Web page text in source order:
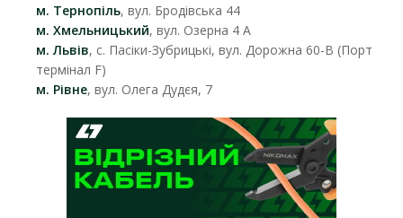
м. Тернопіль, вул. Бродівська 44
м. Хмельницький, вул. Озерна 4 А
м. Львів, с. Пасіки-Зубрицькі, вул. Дорожна 60-В (Порт
термінал F)
м. Рівне, вул. Олега Дудєя, 7